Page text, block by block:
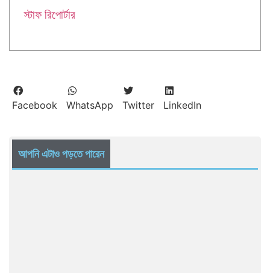
স্টাফ রিপোর্টার
Facebook WhatsApp Twitter LinkedIn
আপনি এটাও পড়তে পারেন